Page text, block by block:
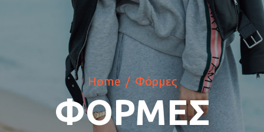
Home Φόρμες
ΦΌΡΜΕΣ